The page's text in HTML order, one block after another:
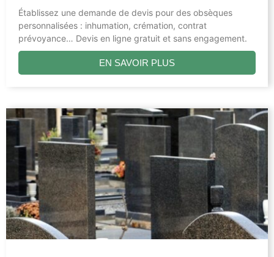
Établissez une demande de devis pour des obsèques
personnalisées : inhumation, crémation, contrat
prévoyance… Devis en ligne gratuit et sans engagement.
EN SAVOIR PLUS